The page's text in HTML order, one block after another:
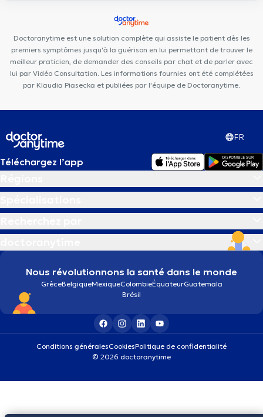
Skin Medical Laser
Skin Center - Quartier Européen
Doctoranytime est une solution complète qui assiste le patient dès les
premiers symptômes jusqu'à la guérison en lui permettant de trouver le
meilleur praticien, de demander des conseils par chat et de parler avec
lui par Vidéo Consultation. Les informations fournies ont été complétées
par Klaudia Piasecka et publiées par l'équipe de Doctoranytime.
FR
Téléchargez l’app
Nous révolutionnons la santé dans le monde
GrèceBelgiqueMexiqueColombieÉquateurGuatemala
Brésil
Conditions généralesCookiesPolitique de confidentialité
© 2026 doctoranytime